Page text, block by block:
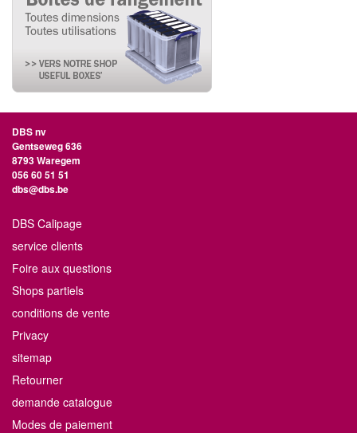
DBS nv
Gentseweg 636
8793 Waregem
056 60 51 51
dbs@dbs.be
DBS Calipage
service clients
Foire aux questions
Shops partiels
conditions de vente
Privacy
sitemap
Retourner
demande catalogue
Modes de paiement